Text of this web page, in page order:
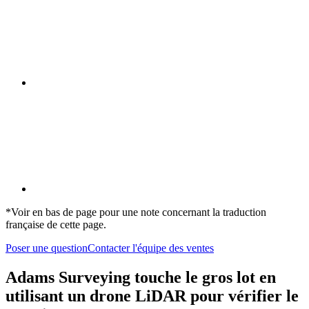
*Voir en bas de page pour une note concernant la traduction
française de cette page.
Poser une questionContacter l'équipe des ventes
Adams Surveying touche le gros lot en
utilisant un drone LiDAR pour vérifier le